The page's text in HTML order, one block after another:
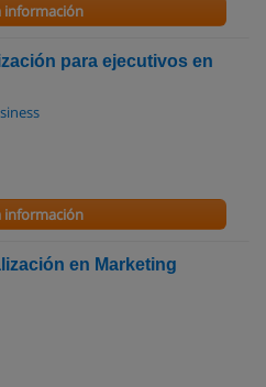
información
para ejecutivos en
información
en Marketing